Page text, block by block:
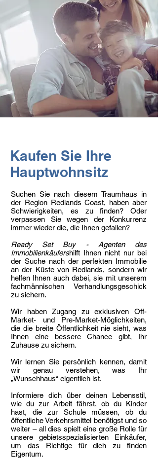
Kaufen Sie Ihre
Hauptwohnsitz
Suchen Sie nach diesem Traumhaus in
der Region Redlands Coast, haben aber
Schwierigkeiten, es zu finden? Oder
verpassen Sie wegen der Konkurrenz
immer wieder die, die Ihnen gefallen?
Ready Set Buy - Agenten des
Immobilienkäufershilft Ihnen nicht nur bei
der Suche nach der perfekten Immobilie
an der Küste von Redlands, sondern wir
helfen Ihnen auch dabei, sie mit unserem
fachmännischen Verhandlungsgeschick
zu sichern.
Wir haben Zugang zu exklusiven Off-
Market- und Pre-Market-Möglichkeiten,
die die breite Öffentlichkeit nie sieht, was
Ihnen eine bessere Chance gibt, Ihr
Zuhause zu sichern.
Wir lernen Sie persönlich kennen, damit
wir genau verstehen, was Ihr
„Wunschhaus“ eigentlich ist.
Informiere dich über deinen Lebensstil,
wie du zur Arbeit fährst, ob du Kinder
hast, die zur Schule müssen, ob du
öffentliche Verkehrsmittel benötigst und so
weiter – all dies spielt eine große Rolle für
unsere gebietsspezialisierten Einkäufer,
um das Richtige für dich zu finden
Eigentum.